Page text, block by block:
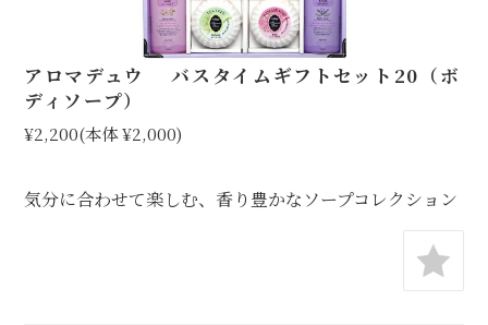
アロマデュウ バスタイムギフトセット20（ボ
ディソープ）
¥2,200(本体 ¥2,000)
気分に合わせて楽しむ、香り豊かなソープコレクション